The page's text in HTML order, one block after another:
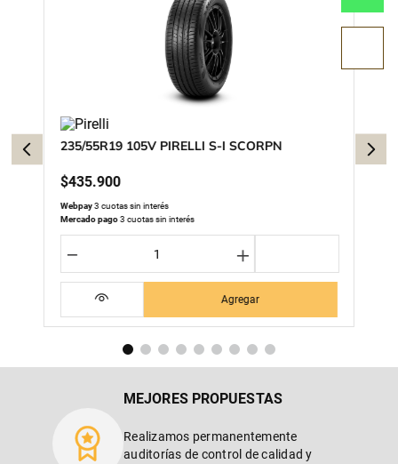
235/55R19 105V PIRELLI S-I SCORPN
$435.900
Webpay3 cuotas sin interés
Mercado pago3 cuotas sin interés
＋
－
Agregar
MEJORES PROPUESTAS
Realizamos permanentemente
auditorías de control de calidad y